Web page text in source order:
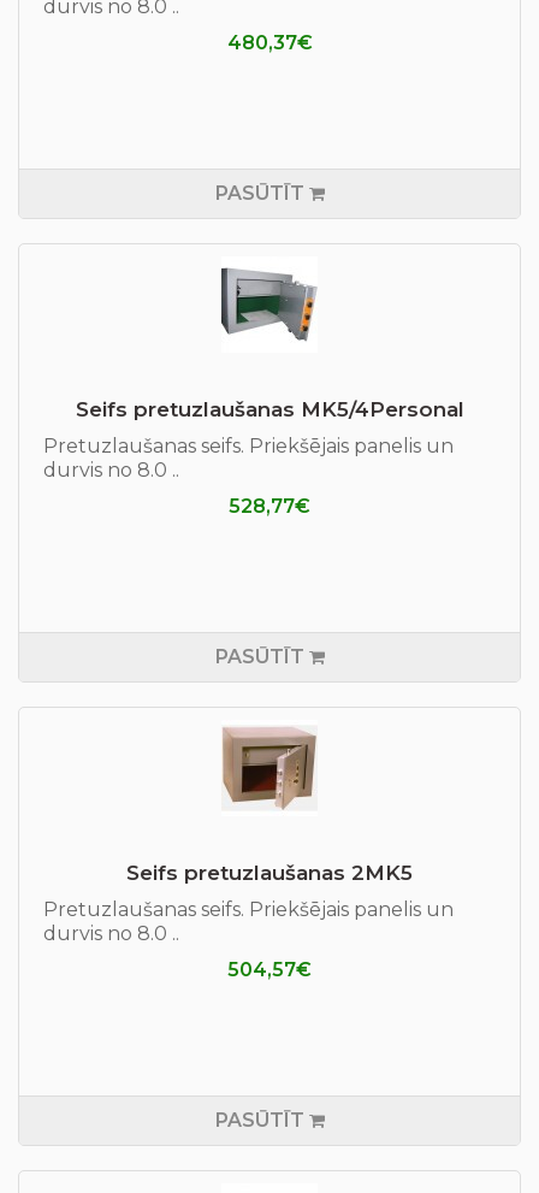
durvis no 8.0 ..
480,37€
PASŪTĪT
Seifs pretuzlaušanas MK5/4Personal
Pretuzlaušanas seifs. Priekšējais panelis un
durvis no 8.0 ..
528,77€
PASŪTĪT
Seifs pretuzlaušanas 2MK5
Pretuzlaušanas seifs. Priekšējais panelis un
durvis no 8.0 ..
504,57€
PASŪTĪT